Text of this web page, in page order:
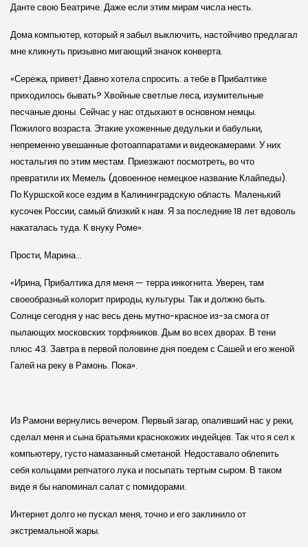
Данте свою Беатриче. Даже если этим мирам числа несть.
Дома компьютер, который я забыл выключить, настойчиво предлагал
мне кликнуть призывно мигающий значок конверта.
«Сережа, привет! Давно хотела спросить: а тебе в Прибалтике
приходилось бывать? Хвойные светлые леса, изумительные
песчаные дюны. Сейчас у нас отдыхают в основном немцы.
Пожилого возраста. Этакие ухоженные дедульки и бабульки,
непременно увешанные фотоаппаратами и видеокамерами. У них
ностальгия по этим местам. Приезжают посмотреть, во что
превратили их Мемель (довоенное немецкое название Клайпеды).
По Куршской косе ездим в Калининградскую область. Маленький
кусочек России, самый близкий к нам. Я за последние 18 лет вдоволь
накаталась туда. К внуку Роме».
Прости, Марина…
«Ирина, Прибалтика для меня — терра инкогнита. Уверен, там
своеобразный колорит природы, культуры. Так и должно быть.
Солнце сегодня у нас весь день мутно-красное из-за смога от
пылающих москов­ских торфяников. Дым во всех дворах. В тени
плюс 43. Завтра в первой половине дня поедем с Сашей и его женой
Галей на реку в Рамонь. Пока».
Из Рамони вернулись вечером. Первый загар, опаливший нас у реки,
сделал меня и сына братьями краснокожих индейцев. Так что я сел к
компьютеру, густо намазанный сметаной. Недоставало облепить
себя кольцами репчатого лука и посыпать тертым сыром. В таком
виде я бы напоминал салат с помидорами.
Интернет долго не пускал меня, точно и его заклинило от
экстремальной жары.